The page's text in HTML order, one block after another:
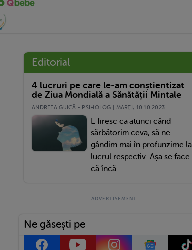
Editorial
4 lucruri pe care le-am conștientizat
de Ziua Mondială a Sănătății Mintale
ANDREEA GUICĂ - PSIHOLOG | MARŢI, 10.10.2023
E firesc ca atunci când
sărbătorim ceva, să ne
gândim mai în profunzime la
lucrul respectiv. Așa se face
că încă...
Ne găsești pe